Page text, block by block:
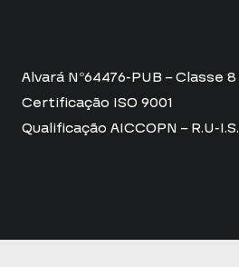
Alvará Nº64476-PUB – Classe 8
Certificação ISO 9001
Qualificação AICCOPN – R.U-I.S.